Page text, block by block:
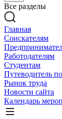
Все разделы
Главная
Соискателям
Работодателям
Студентам
Путеводитель
Рынок труда
Новости сайта
Календарь